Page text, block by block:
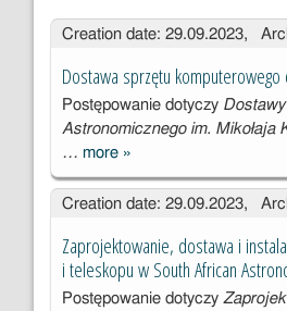
Entries
Creation date: 29.09.2023,
Dostawa sprzętu
Postępowanie dotyczy
Astronomicznego im. Mikołaja
… more Dostawa
sprzętu
komputeroweg
Astronomiczne
go
»
Creation date: 29.09.2023,
Zaprojektowanie, dostawa i
i teleskopu w South African
Postępowanie dotyczy